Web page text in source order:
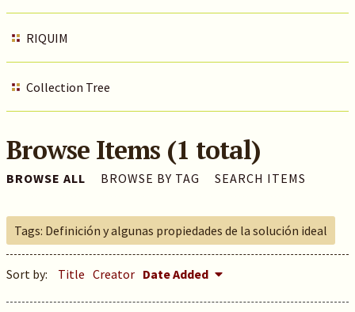
RIQUIM
Collection Tree
Browse Items (1 total)
BROWSE ALL BROWSE BY TAG SEARCH ITEMS
Tags: Definición y algunas propiedades de la solución ideal
Sort by: Title Creator Date Added